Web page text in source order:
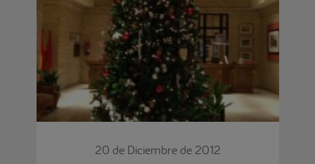
20 de Diciembre de 2012